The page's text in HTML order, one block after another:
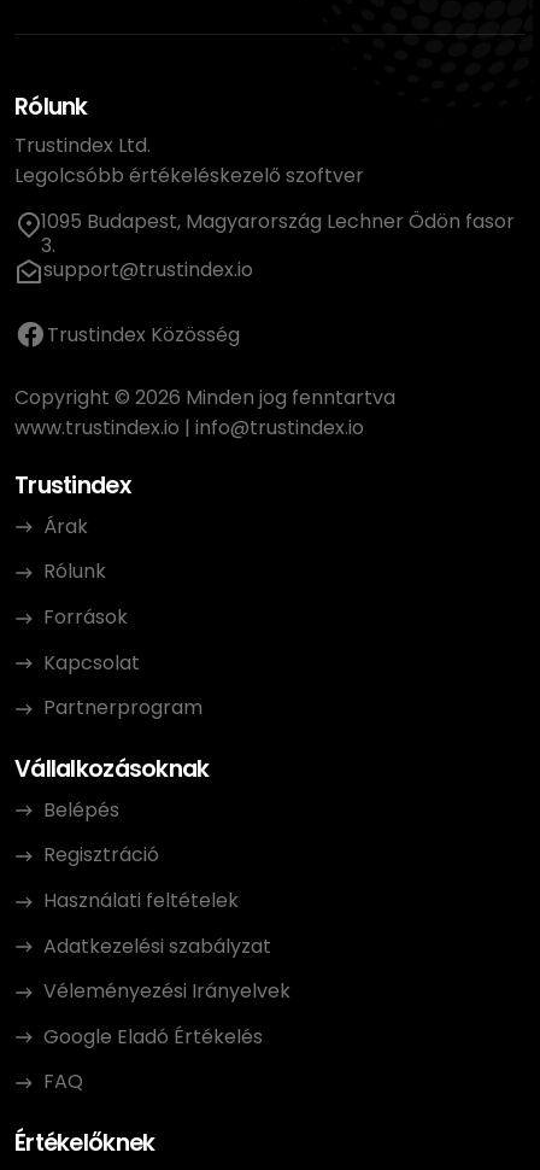
Rólunk
Trustindex Ltd.
Legolcsóbb értékeléskezelő szoftver
1095 Budapest, Magyarország Lechner Ödön fasor
3.
support@trustindex.io
Trustindex Közösség
Copyright © 2026 Minden jog fenntartva
www.trustindex.io | info@trustindex.io
Trustindex
Árak
Rólunk
Források
Kapcsolat
Partnerprogram
Vállalkozásoknak
Belépés
Regisztráció
Használati feltételek
Adatkezelési szabályzat
Véleményezési Irányelvek
Google Eladó Értékelés
FAQ
Értékelőknek